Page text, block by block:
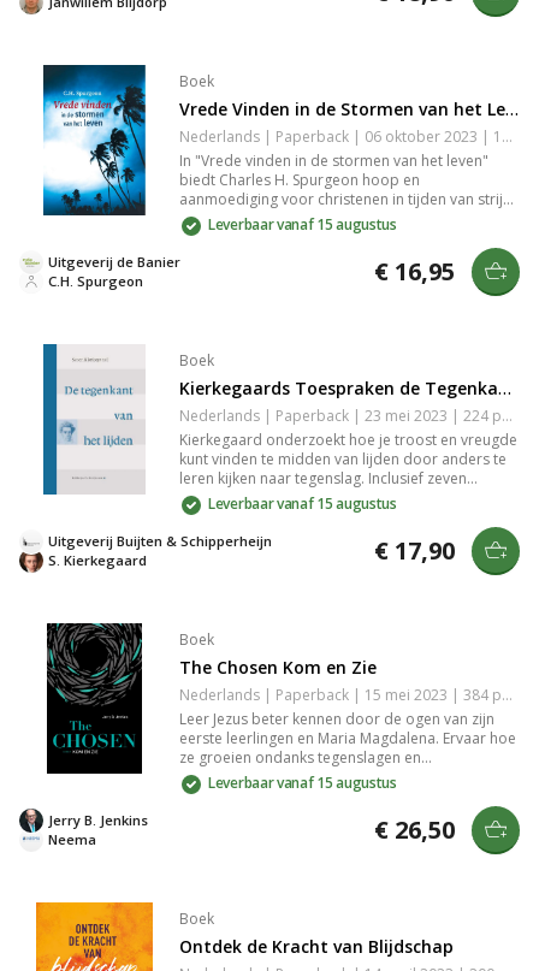
Boek
Vrede Vinden in de Stormen van het Leven
Nederlands | Paperback | 06 oktober 2023 | 184 pagina's | Basisbijbel | 9789402908541
In "Vrede vinden in de stormen van het leven"
biedt Charles H. Spurgeon hoop en
aanmoediging voor christenen in tijden van strijd
en moeite. Door geloof veranderen tegenslagen
in zegeningen en angst in vrede. Ontdek de kracht
van vertrouwen in God voor troost en kracht bij
Leverbaar vanaf 15 augustus
C.H. Spurgeon
Uitgeverij de Banier € 16,95
Boek
Kierkegaards Toespraken de Tegenkant van het Lijden
Nederlands | Paperback | 23 mei 2023 | 224 pagina's | 9789463692229
Kierkegaard onderzoekt hoe je troost en vreugde
kunt vinden te midden van lijden door anders te
leren kijken naar tegenslag. Inclusief zeven
avondmaalstoespraken die het christelijk geloof
en omgaan met moeilijkheden vanuit
verschillende invalshoeken belichten.
Leverbaar vanaf 15 augustus
S. Kierkegaard
Uitgeverij Buijten & Schipperheijn € 17,90
Boek
The Chosen Kom en Zie
Nederlands | Paperback | 15 mei 2023 | 384 pagina's | 9789492925725
Leer Jezus beter kennen door de ogen van zijn
eerste leerlingen en Maria Magdalena. Ervaar hoe
ze groeien ondanks tegenslagen en
misverstanden. Ontmoet diverse volgelingen met
unieke verhalen, terwijl Jezus’ populariteit zowel
hoop als onrust brengt in deze meeslepende
roman gebaseerd op de serie The Chosen.
Leverbaar vanaf 15 augustus
Neema
Jerry B. Jenkins € 26,50
Boek
Ontdek de Kracht van Blijdschap